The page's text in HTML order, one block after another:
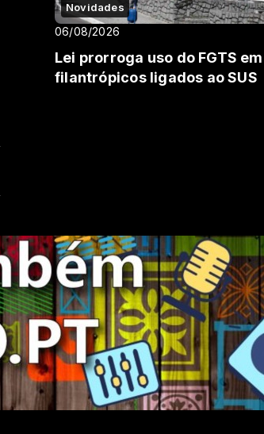
Novidades
06/08/2026
Lei prorroga uso do FGTS
filantrópicos ligados ao SUS